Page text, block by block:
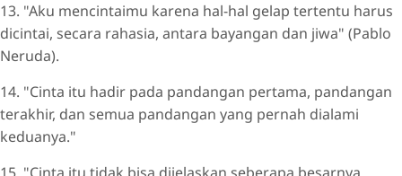
13. "Aku mencintaimu karena hal-hal gelap tertentu harus
dicintai, secara rahasia, antara bayangan dan jiwa" (Pablo
Neruda).
14. "Cinta itu hadir pada pandangan pertama, pandangan
terakhir, dan semua pandangan yang pernah dialami
keduanya."